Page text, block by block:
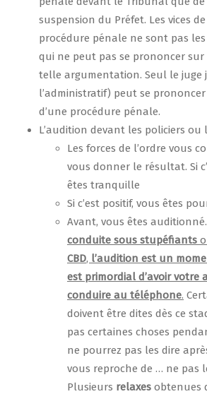
suspension du Préfet. Les vices
procédure pénale ne sont pas
qui ne peut pas se prononcer sur
telle argumentation. Seul le juge
l’administratif) peut se
d’une procédure pénale.
L’audition devant les policiers ou
Les forces de l’ordre vous
vous donner le résultat. Si
êtes tranquille
Si c’est positif, vous êtes
Avant, vous êtes auditionné.
conduite sous stupéfiants
CBD, l’audition est un
est primordial d’avoir votre
conduire au téléphone.
doivent être dites dès ce
pas certaines choses
ne pourrez pas les dire
vous reproche de … ne pas
Plusieurs relaxes obtenues